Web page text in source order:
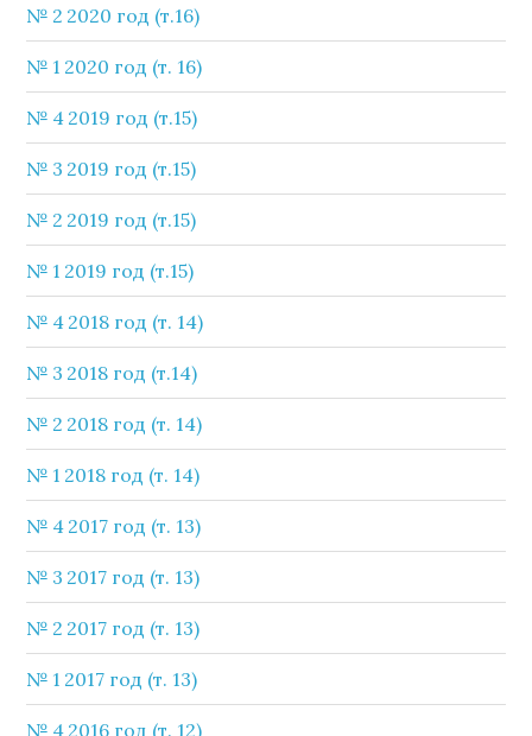
№ 2 2020 год (т.16)
№ 1 2020 год (т. 16)
№ 4 2019 год (т.15)
№ 3 2019 год (т.15)
№ 2 2019 год (т.15)
№ 1 2019 год (т.15)
№ 4 2018 год (т. 14)
№ 3 2018 год (т.14)
№ 2 2018 год (т. 14)
№ 1 2018 год (т. 14)
№ 4 2017 год (т. 13)
№ 3 2017 год (т. 13)
№ 2 2017 год (т. 13)
№ 1 2017 год (т. 13)
№ 4 2016 год (т. 12)